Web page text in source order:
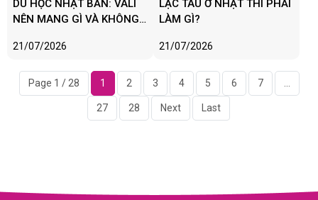
DU HỌC NHẬT BẢN: VALI
NÊN MANG GÌ VÀ KHÔNG
21/07/2026
LẠC TÀU Ở NHẬT THÌ PHẢI
LÀM GÌ?
21/07/2026
Page 1 / 28 1 2 3 4 5 6 7
27 28 Next Last